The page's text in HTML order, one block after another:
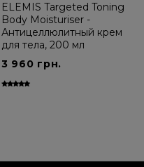
ELEMIS Targeted Toning
Body Moisturiser -
Антицеллюлитный крем
для тела, 200 мл
3 960 грн.